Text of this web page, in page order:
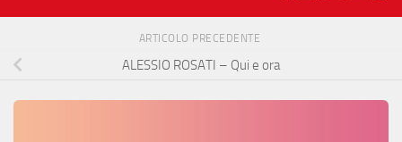
ARTICOLO PRECEDENTE
ALESSIO ROSATI – Qui e ora